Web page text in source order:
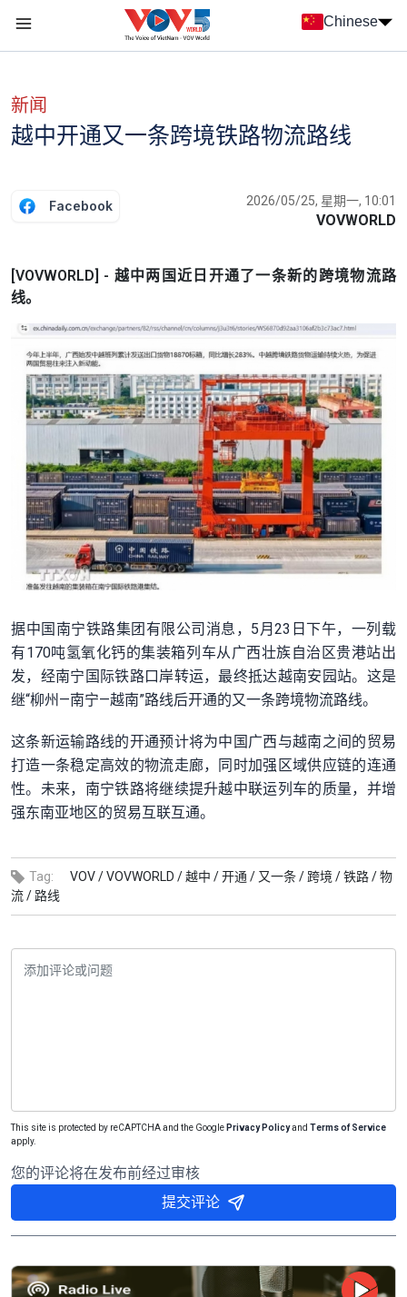
Chinese
新闻
越中开通又一条跨境铁路物流路线
Facebook 2026/05/25, 星期一, 10:01
VOVWORLD
[VOVWORLD] - 越中两国近日开通了一条新的跨境物流路
线。
据中国南宁铁路集团有限公司消息，5月23日下午，一列载
有170吨氢氧化钙的集装箱列车从广西壮族自治区贵港站出
发，经南宁国际铁路口岸转运，最终抵达越南安园站。这是
继“柳州—南宁—越南”路线后开通的又一条跨境物流路线。
这条新运输路线的开通预计将为中国广西与越南之间的贸易
打造一条稳定高效的物流走廊，同时加强区域供应链的连通
性。未来，南宁铁路将继续提升越中联运列车的质量，并增
强东南亚地区的贸易互联互通。
Tag: VOV /VOVWORLD /越中 /开通 / 又一条 / 跨境 /铁路 /物
流 / 路线
This site is protected by reCAPTCHA and the Google Privacy Policyand Terms of Service
apply.
您的评论将在发布前经过审核
提交评论